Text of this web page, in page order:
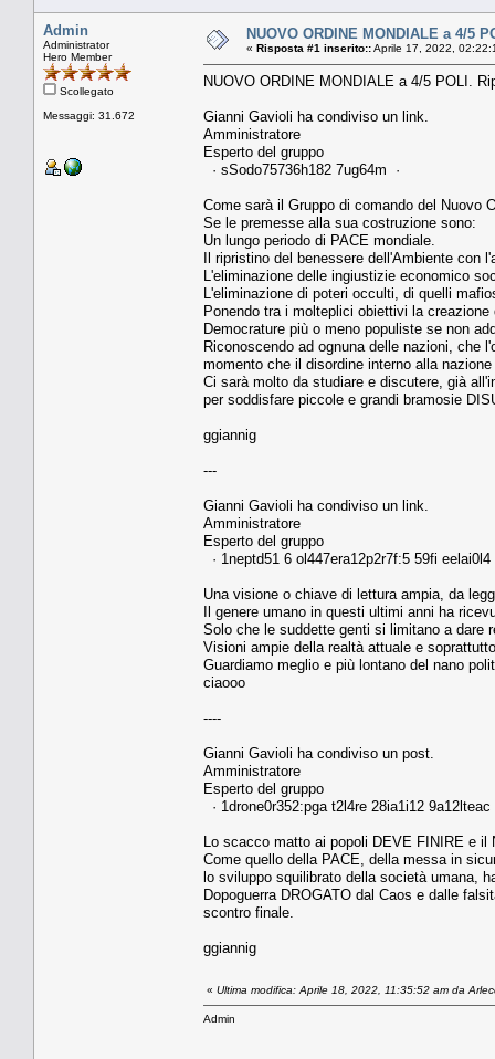
Admin
Administrator
Hero Member
Scollegato
Messaggi: 31.672
NUOVO ORDINE MONDIALE a 4/5
« Risposta #1 inserito::Aprile 17, 2022,
NUOVO ORDINE MONDIALE a 4/5 POLI.
Gianni Gavioli ha condiviso un link.
Amministratore
Esperto del gruppo
· sSodo75736h182 7ug64m ·
Come sarà il Gruppo di comando del Nuovo
Se le premesse alla sua costruzione sono:
Un lungo periodo di PACE mondiale.
Il ripristino del benessere dell'Ambiente con
L'eliminazione delle ingiustizie economico
L'eliminazione di poteri occulti, di quelli
Ponendo tra i molteplici obiettivi la
Democrature più o meno populiste se non
Riconoscendo ad ognuna delle nazioni, che
momento che il disordine interno alla
Ci sarà molto da studiare e discutere, già
per soddisfare piccole e grandi bramosie
ggiannig
---
Gianni Gavioli ha condiviso un link.
Amministratore
Esperto del gruppo
· 1neptd51 6 ol447era12p2r7f:5 59fi eelai0l4
Una visione o chiave di lettura ampia, da
Il genere umano in questi ultimi anni ha
Solo che le suddette genti si limitano a dare
Visioni ampie della realtà attuale e
Guardiamo meglio e più lontano del nano
ciaooo
----
Gianni Gavioli ha condiviso un post.
Amministratore
Esperto del gruppo
· 1drone0r352:pga t2l4re 28ia1i12
Lo scacco matto ai popoli DEVE FINIRE e il
Come quello della PACE, della messa in
lo sviluppo squilibrato della società umana,
Dopoguerra DROGATO dal Caos e dalle
scontro finale.
ggiannig
« Ultima modifica: Aprile 18, 2022, 11:35:52 am da
Admin